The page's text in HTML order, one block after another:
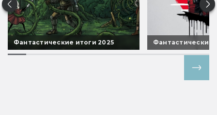
Фантастические итоги 2025 Фантастические